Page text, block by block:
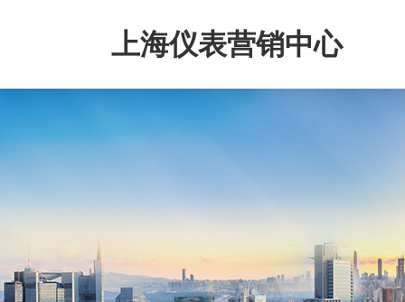
上海仪表营销中心